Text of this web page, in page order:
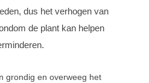
dus het verhogen van
de plant kan helpen
grondig en overweeg het